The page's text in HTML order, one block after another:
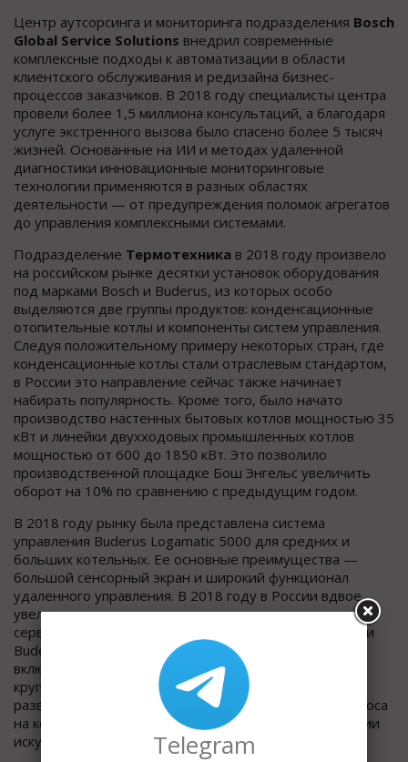
Центр аутсорсинга и мониторинга подразделения Bosch
Global Service Solutions внедрил современные
комплексные подходы к автоматизации в области
клиентского обслуживания и редизайна бизнес-
процессов заказчиков. В 2018 году специалисты центра
провели более 1,5 миллиона консультаций, а благодаря
услуге экстренного вызова было спасено более 5 тысяч
жизней. Основанные на ИИ и методах удаленной
диагностики инновационные мониторинговые
технологии применяются в разных областях
деятельности — от предупреждения поломок агрегатов
до управления комплексными системами.
Подразделение Термотехника в 2018 году произвело
на российском рынке десятки установок оборудования
под марками Bosch и Buderus, из которых особо
выделяются две группы продуктов: конденсационные
отопительные котлы и компоненты систем управления.
Следуя положительному примеру некоторых стран, где
конденсационные котлы стали отраслевым стандартом,
в России это направление сейчас также начинает
набирать популярность. Кроме того, было начато
производство настенных бытовых котлов мощностью 35
кВт и линейки двухходовых промышленных котлов
мощностью от 600 до 1850 кВт. Это позволило
производственной площадке Бош Энгельс увеличить
оборот на 10% по сравнению с предыдущим годом.
В 2018 году рынку была представлена система
управления Buderus Logamatic 5000 для средних и
больших котельных. Ее основные преимущества —
большой сенсорный экран и широкий функционал
удаленного управления. В 2018 году в России вдвое
увеличилось количество постоянных клиентов
сервисной онлайн-службы, а в сервисной сети Bosch и
Buderus появилось 37 новых центров. Сейчас сеть
включает в себя более 700 центров, и является
крупнейшей в стране. Дальнейшие перспективы
развития подразделения связаны с увеличением спроса
на конденсационные котлы и включающие технологии
искусственного интеллекта системы управления.
Telegram